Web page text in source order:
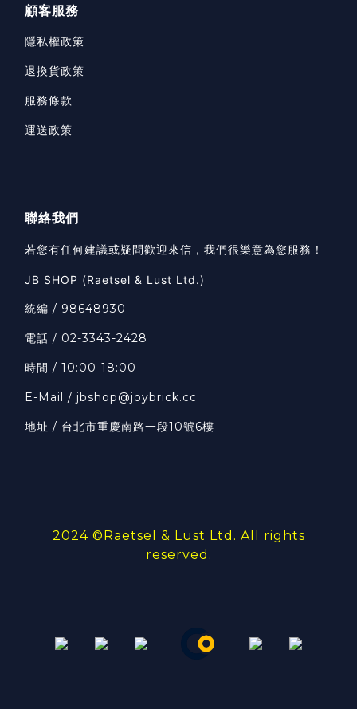
顧客服務
隱私權政策
退換貨政策
服務條款
運送政策
聯絡我們
若您有任何建議或疑問歡迎來信，我們很樂意為您服務！
JB SHOP (Raetsel & Lust Ltd.)
統編 / 98648930
電話 / 02-3343-2428
時間 / 10:00-18:00
E-Mail / jbshop@joybrick.cc
地址 / 台北市重慶南路一段10號6樓
2024 ©Raetsel & Lust Ltd. All rights
reserved.